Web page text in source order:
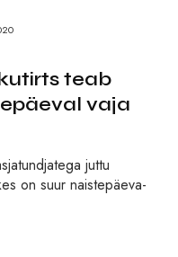
teab
vaja
juttu
on suur naistepäeva-